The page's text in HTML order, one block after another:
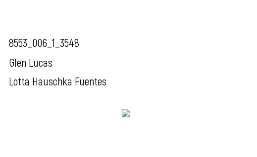
8553_006_1_3548
Glen Lucas
Lotta Hauschka Fuentes